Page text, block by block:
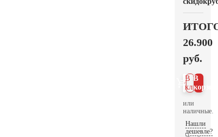
26.900
руб.
В
В 1
клик
или
наличные.
Нашли
дешевле?